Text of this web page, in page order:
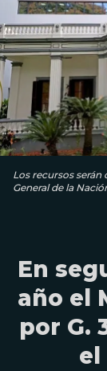
Los recursos
General de la
En
año el
por G.
el